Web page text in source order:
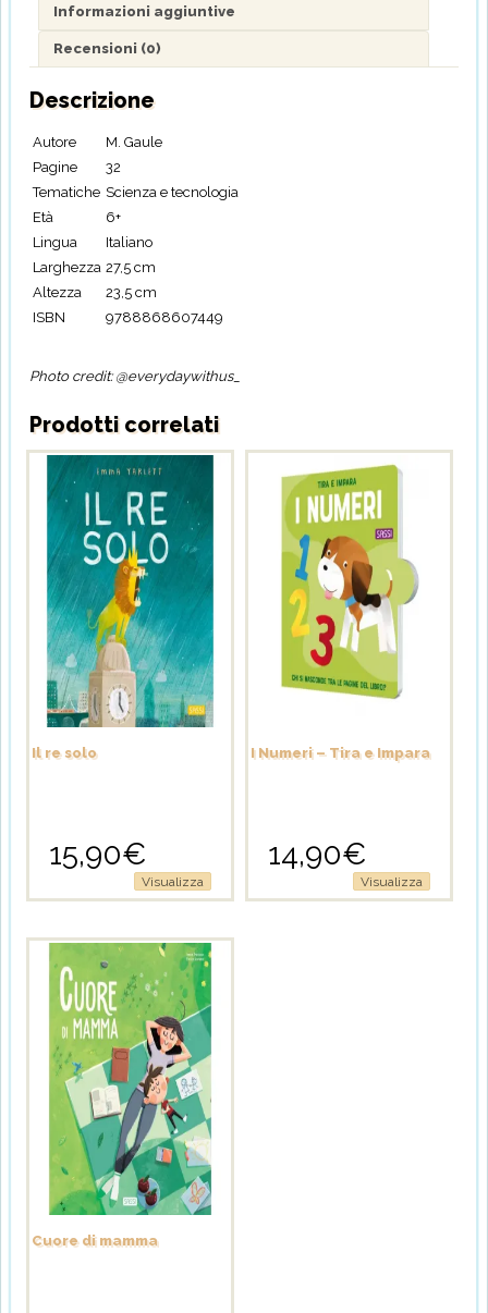
Informazioni aggiuntive
Recensioni (0)
Descrizione
Autore
M. Gaule
Pagine
32
Tematiche Scienza e tecnologia
Età
6+
Lingua
Italiano
Larghezza 27,5 cm
Altezza
23,5 cm
ISBN
9788868607449
Photo credit: @everydaywithus_
Prodotti correlati
Il re solo
15,90€
Visualizza
I Numeri – Tira e Impara
14,90€
Visualizza
Cuore di mamma